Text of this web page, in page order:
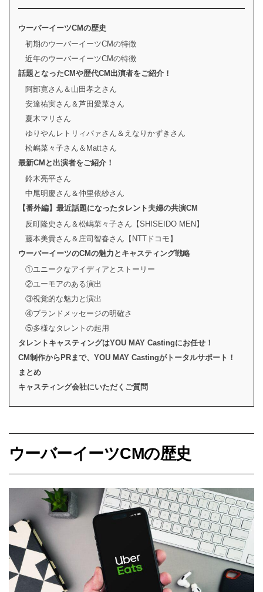
ウーバーイーツCMの歴史
初期のウーバーイーツCMの特徴
近年のウーバーイーツCMの特徴
話題となったCMや歴代CM出演者をご紹介！
阿部寛さん＆山田孝之さん
安達祐実さん＆芦田愛菜さん
夏木マリさん
ゆりやんレトリィバァさん＆えなりかずきさん
松嶋菜々子さん＆Mattさん
最新CMと出演者をご紹介！
鈴木亮平さん
中尾明慶さん＆仲里依紗さん
【番外編】最近話題になったタレント夫婦の共演CM
反町隆史さん＆松嶋菜々子さん【SHISEIDO MEN】
藤本美貴さん＆庄司智春さん【NTTドコモ】
ウーバーイーツのCMの魅力とキャスティング戦略
①ユニークなアイディアとストーリー
②ユーモアのある演出
③視覚的な魅力と演出
④ブランドメッセージの明確さ
⑤多様なタレントの起用
タレントキャスティングはYOU MAY Castingにお任せ！
CM制作からPRまで、YOU MAY Castingがトータルサポート！
まとめ
キャスティング会社にいただくご質問
ウーバーイーツCMの歴史